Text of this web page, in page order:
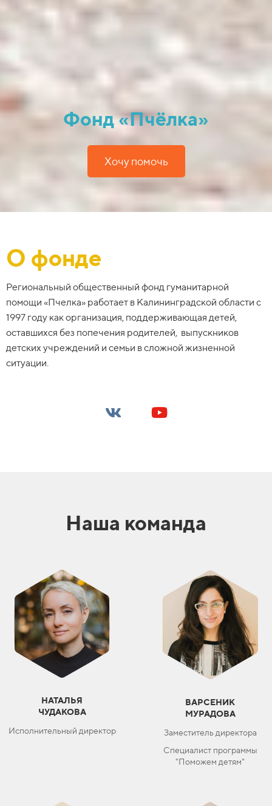
Фонд «Пчёлка»
Хочу помочь
О фонде
Региональный общественный фонд гуманитарной
помощи «Пчелка» работает в Калининградской области с
1997 году как организация, поддерживающая детей,
оставшихся без попечения родителей, выпускников
детских учреждений и семьи в сложной жизненной
ситуации.
Наша команда
НАТАЛЬЯ
ЧУДАКОВА
Исполнительный директор
ВАРСЕНИК
МУРАДОВА
Заместитель директора
Специалист программы
"Поможем детям"